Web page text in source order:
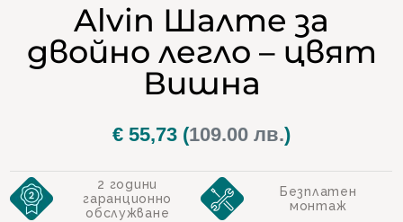
Alvin Шалте за
двойно легло – цвят
Вишна
€ 55,73 (109.00 лв.)
2 години
гаранционно
обслужване
Безплатен
монтаж